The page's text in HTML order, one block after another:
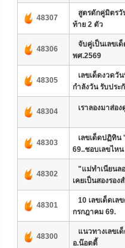
48307
สูตรดักคู่มิตรวั
ท้าย 2 ตัว
48306
จับคู่เป็นเลขเ
พศ.2569
48305
เลขเด็ดงวดวั
กำลังวัน รับประ
48304 เราลองมาส่อ
48303
เลขเด็ดปฏิทิน
69..ชอบเลขไห
48302
"แม่ทำเนียนล
เคยเป็นสองรอง
48301
10 เลขเด็ดเล
กรกฎาคม 69.
48300
แนวทางเลขเ
อ.น๊อตตี้